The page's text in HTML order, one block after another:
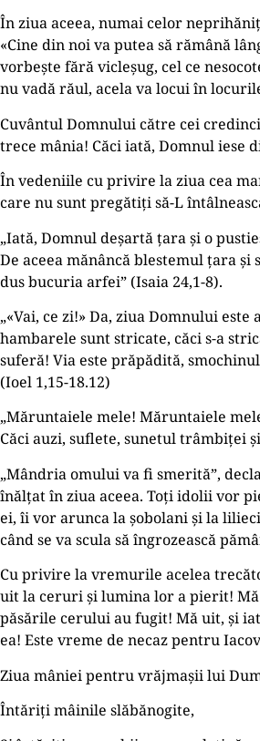
În ziua aceea, numai celor
«Cine din noi va putea să rămână
vorbește fără vicleșug, cel ce
nu vadă răul, acela va locui în
Cuvântul Domnului către cei
trece mânia! Căci iată, Domnul iese
În vedeniile cu privire la ziua cea
care nu sunt pregătiţi să-L
„Iată, Domnul deșartă ţara și o
De aceea mănâncă blestemul ţara
dus bucuria arfei” (Isaia 24,1-8).
„«Vai, ce zi!» Da, ziua Domnului
hambarele sunt stricate, căci s-a
suferă! Via este prăpădită,
(Ioel 1,15-18.12)
„Măruntaiele mele! Măruntaiele
Căci auzi, suflete, sunetul trâmbiţei
„Mândria omului va fi smerită”,
înălţat în ziua aceea. Toţi idolii vor
ei, îi vor arunca la șobolani și la
când se va scula să îngrozească
Cu privire la vremurile acelea
uit la ceruri și lumina lor a pierit! Mă
păsările cerului au fugit! Mă uit, și
ea! Este vreme de necaz pentru
Ziua mâniei pentru vrăjmașii lui
Întăriţi mâinile slăbănogite,